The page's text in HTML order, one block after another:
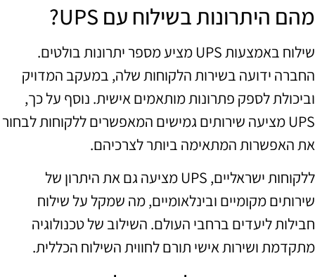
מהם היתרונות בשילוח עם UPS?
שילוח באמצעות UPS מציע מספר יתרונות בולטים.
החברה ידועה בשירות הלקוחות שלה, במעקב המדויק
וביכולת לספק פתרונות מותאמים אישית. נוסף על כך,
UPS מציעה שירותים גמישים המאפשרים ללקוחות לבחור
את האפשרות המתאימה ביותר לצרכיהם.
ללקוחות ישראליים, UPS מציעה גם את היתרון של
שירותים מקומיים ובינלאומיים, מה שמקל על שילוח
חבילות ליעדים ברחבי העולם. השילוב של טכנולוגיה
מתקדמת ושירות אישי תורם לחווית השילוח הכללית.